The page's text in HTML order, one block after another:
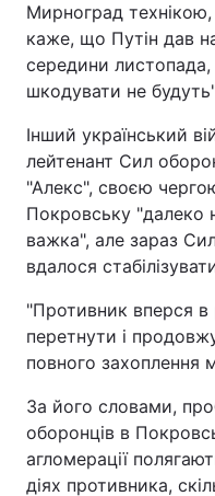
Мирноград
каже, що Путін дав
середини листопада,
шкодувати не
Інший український
лейтенант Сил
"Алекс", своєю
Покровську "далеко
важка", але зараз
вдалося
"Противник вперся в
перетнути і
повного захоплення
За його словами,
оборонців в
агломерації
діях противника,